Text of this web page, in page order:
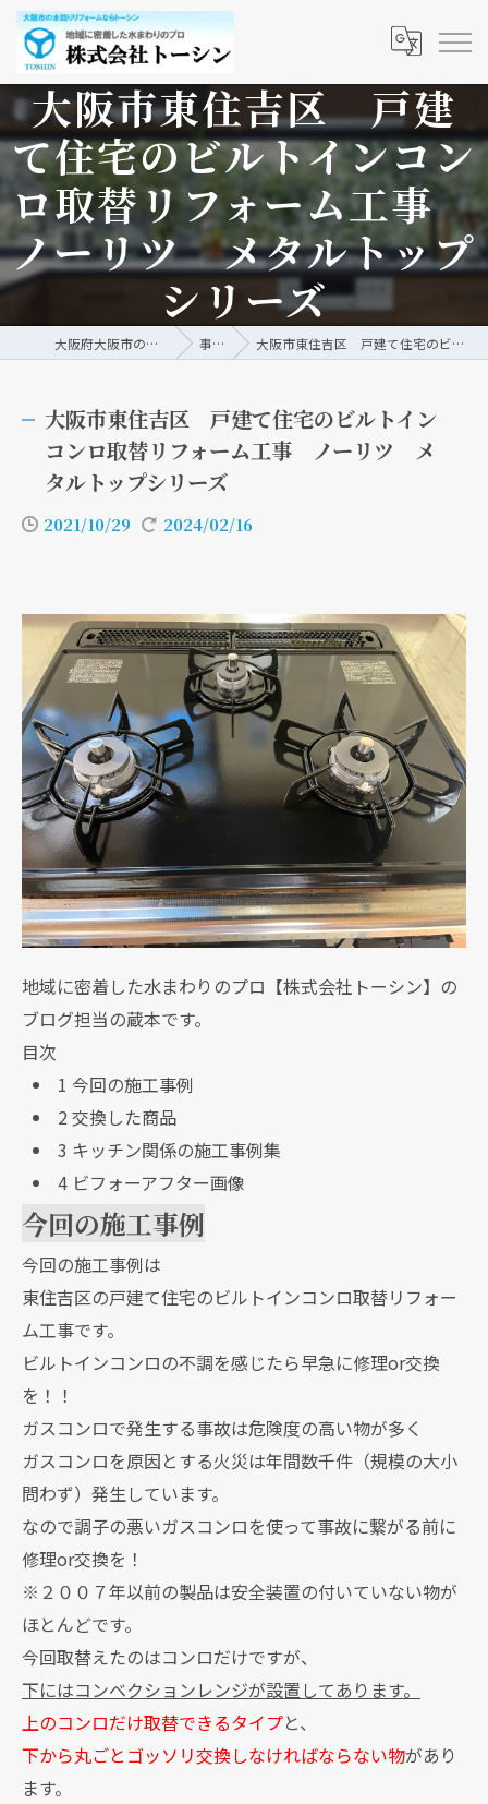
大阪市東住吉区 戸建
て住宅のビルトインコン
ロ取替リフォーム工事
ノーリツ メタルトップ
シリーズ
大阪府大阪市の水回りリフォームなら株式会社トーシン 事例/ブログ 大阪市東住吉区 戸建て住宅のビルトインコンロ取替リフォーム工事 ノーリツ メタルトップシリーズ
大阪市東住吉区 戸建て住宅のビルトイン
コンロ取替リフォーム工事 ノーリツ メ
タルトップシリーズ
2021/10/29 2024/02/16
地域に密着した水まわりのプロ【株式会社トーシン】の
ブログ担当の蔵本です。
目次
1 今回の施工事例
2交換した商品
3 キッチン関係の施工事例集
4ビフォーアフター画像
今回の施工事例
今回の施工事例は
東住吉区の戸建て住宅のビルトインコンロ取替リフォー
ム工事です。
ビルトインコンロの不調を感じたら早急に修理or交換
を！！
ガスコンロで発生する事故は危険度の高い物が多く
ガスコンロを原因とする火災は年間数千件（規模の大小
問わず）発生しています。
なので調子の悪いガスコンロを使って事故に繋がる前に
修理or交換を！
※２００７年以前の製品は安全装置の付いていない物が
ほとんどです。
今回取替えたのはコンロだけですが、
下にはコンベクションレンジが設置してあります。
上のコンロだけ取替できるタイプと、
下から丸ごとゴッソリ交換しなければならない物があり
ます。